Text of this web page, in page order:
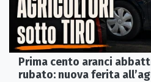
Prima cento aranci
rubato: nuova ferita